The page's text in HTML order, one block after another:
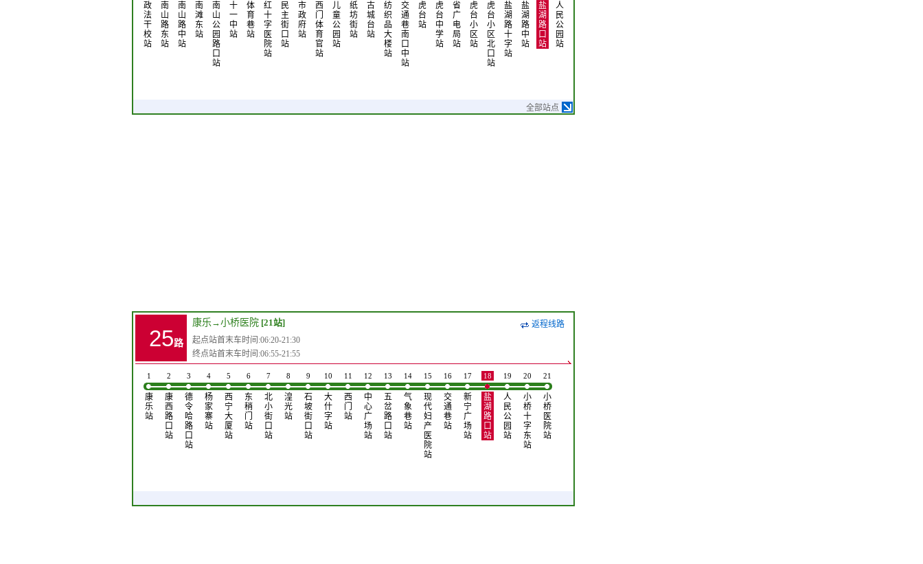
政
法
干
校
站
南
山
路
东
站
南
山
路
中
站
南
滩
东
站
南
山
公
园
路
口
站
十
一
中
站
体
育
巷
站
红
十
字
医
院
站
民
主
街
口
站
市
政
府
站
西
门
体
育
官
站
儿
童
公
园
站
纸
坊
街
站
古
城
台
站
纺
织
品
大
楼
站
交
通
巷
南
口
中
站
虎
台
站
虎
台
中
学
站
省
广
电
局
站
虎
台
小
区
站
虎
台
小
区
北
口
站
盐
湖
路
十
字
站
盐
湖
路
中
站
盐
湖
路
口
站
人
民
公
园
站
全部站点
25路
康乐 →小桥医院 [21站]
返程线路
起点站首末车时间:06:20-21:30
终点站首末车时间:06:55-21:55
1
康
乐
站
2
康
西
路
口
站
3
德
令
哈
路
口
站
4
杨
家
寨
站
5
西
宁
大
厦
站
6
东
稍
门
站
7
北
小
街
口
站
8
湟
光
站
9
石
坡
街
口
站
10
大
什
字
站
11
西
门
站
12
中
心
广
场
站
13
五
岔
路
口
站
14
气
象
巷
站
15
现
代
妇
产
医
院
站
16
交
通
巷
站
17
新
宁
广
场
站
18
盐
湖
路
口
站
19
人
民
公
园
站
20
小
桥
十
字
东
站
21
小
桥
医
院
站